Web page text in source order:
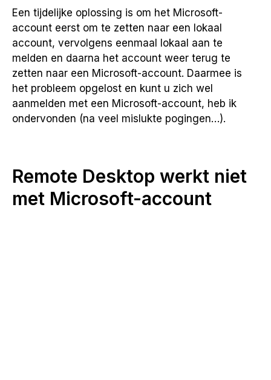
Een tijdelijke oplossing is om het Microsoft-
account eerst om te zetten naar een lokaal
account, vervolgens eenmaal lokaal aan te
melden en daarna het account weer terug te
zetten naar een Microsoft-account. Daarmee is
het probleem opgelost en kunt u zich wel
aanmelden met een Microsoft-account, heb ik
ondervonden (na veel mislukte pogingen…).
Remote Desktop werkt niet
met Microsoft-account